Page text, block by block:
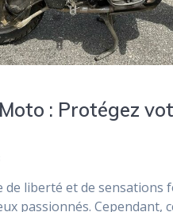
: Protégez
de liberté et de sensations
passionnés. Cependant,